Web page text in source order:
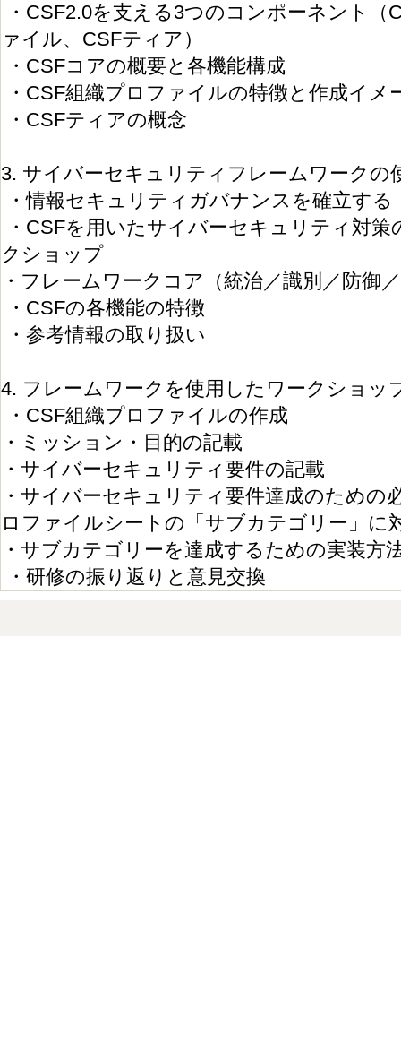
・CSF2.0を支える3つのコンポーネント（
ァイル、CSFティア）
・CSFコアの概要と各機能構成
・CSF組織プロファイルの特徴と作成イメ
・CSFティアの概念
3. サイバーセキュリティフレームワークの
・情報セキュリティガバナンスを確立する
・CSFを用いたサイバーセキュリティ対
クショップ
・フレームワークコア（統治／識別／防御
・CSFの各機能の特徴
・参考情報の取り扱い
4. フレームワークを使用したワークショッ
・CSF組織プロファイルの作成
・ミッション・目的の記載
・サイバーセキュリティ要件の記載
・サイバーセキュリティ要件達成のための
ロファイルシートの「サブカテゴリー」に
・サブカテゴリーを達成するための実装方
・研修の振り返りと意見交換